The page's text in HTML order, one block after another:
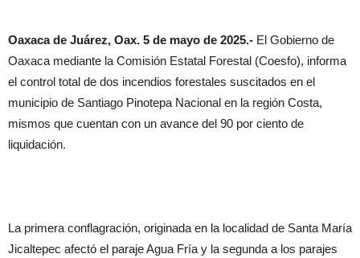
Oaxaca de Juárez, Oax. 5 de mayo de 2025.- El Gobierno de
Oaxaca mediante la Comisión Estatal Forestal (Coesfo), informa
el control total de dos incendios forestales suscitados en el
municipio de Santiago Pinotepa Nacional en la región Costa,
mismos que cuentan con un avance del 90 por ciento de
liquidación.
La primera conflagración, originada en la localidad de Santa María
Jicaltepec afectó el paraje Agua Fría y la segunda a los parajes